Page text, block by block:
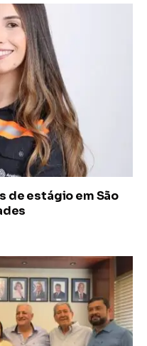
de estágio em São